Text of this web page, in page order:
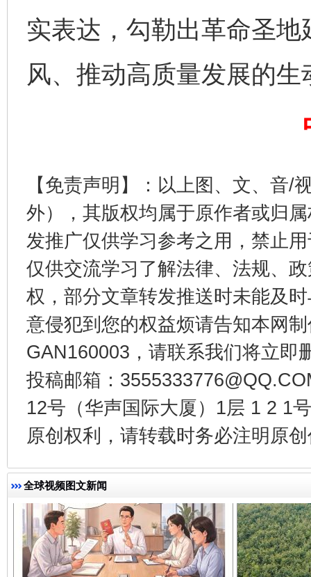
实表达，勾勒出革命圣
风、推动高质量发展的
【免责声明】：以上图、文、音/
外），其版权均属于原作者或归
发推广仅供学习参考之用，禁止
仅供交流学习了解法律、法规、
权，部分文章转发推送时未能及
意侵犯到您的权益烦请告知本网
GAN160003，请联系我们将立即
投稿邮箱：
12号（华声国际大厦）1层 1 2 1
原创权利，请转载时务必注明原
全球视频图文新闻
千年窑火 生生不息
揭开“小金库”的免责幌子